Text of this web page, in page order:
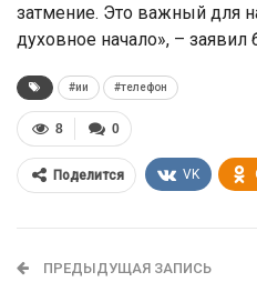
затмение. Это важный для
духовное начало», –
#ии #телефон
0
8
Поделится VK
ПРЕДЫДУЩАЯ ЗАПИСЬ